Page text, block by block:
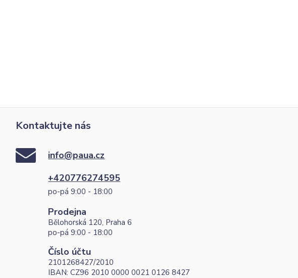
Kontaktujte nás
info@paua.cz
+420776274595
po-pá 9:00 - 18:00
Prodejna
Bělohorská 120, Praha 6
po-pá 9:00 - 18:00
Číslo účtu
2101268427/2010
IBAN: CZ96 2010 0000 0021 0126 8427